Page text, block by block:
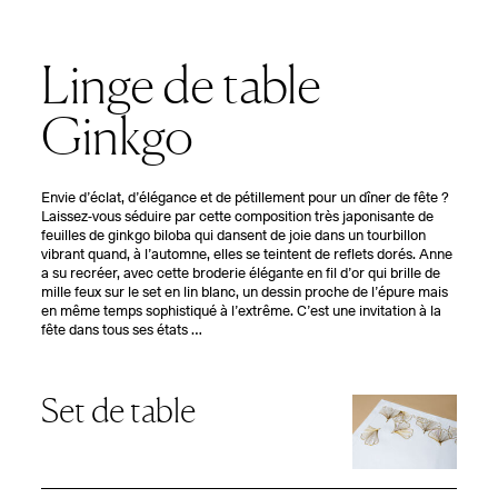
Linge de table
Ginkgo
Envie d’éclat, d’élégance et de pétillement pour un dîner de fête ?
Laissez-vous séduire par cette composition très japonisante de
feuilles de ginkgo biloba qui dansent de joie dans un tourbillon
vibrant quand, à l’automne, elles se teintent de reflets dorés. Anne
a su recréer, avec cette broderie élégante en fil d’or qui brille de
mille feux sur le set en lin blanc, un dessin proche de l’épure mais
en même temps sophistiqué à l’extrême. C’est une invitation à la
fête dans tous ses états …
Set de table